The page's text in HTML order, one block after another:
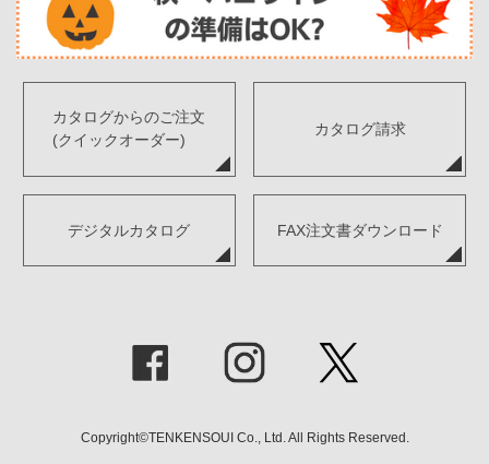
カタログからのご注文
(クイックオーダー)
カタログ請求
デジタルカタログ FAX注文書ダウンロード
Copyright©TENKENSOUI Co., Ltd. All Rights Reserved.